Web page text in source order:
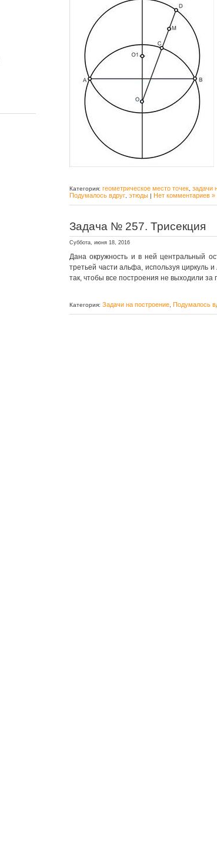
Категория: геометрическое место точек задачи
Подумалось вдруг этюды | Нет комментариев »
Задача № 257. Трисекция
Суббота, июня 18, 2016
Дана окружность и в ней центральный
третьей части альфа, используя циркуль
так, чтобы все построения не выходили за
Категория: Задачи на построение Подумалось